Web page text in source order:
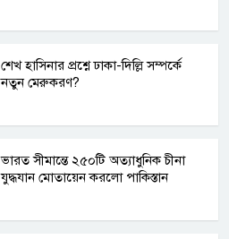
শেখ হাসিনার প্রশ্নে ঢাকা-দিল্লি সম্পর্কে
নতুন মেরুকরণ?
ভারত সীমান্তে ২৫০টি অত্যাধুনিক চীনা
যুদ্ধযান মোতায়েন করলো পাকিস্তান